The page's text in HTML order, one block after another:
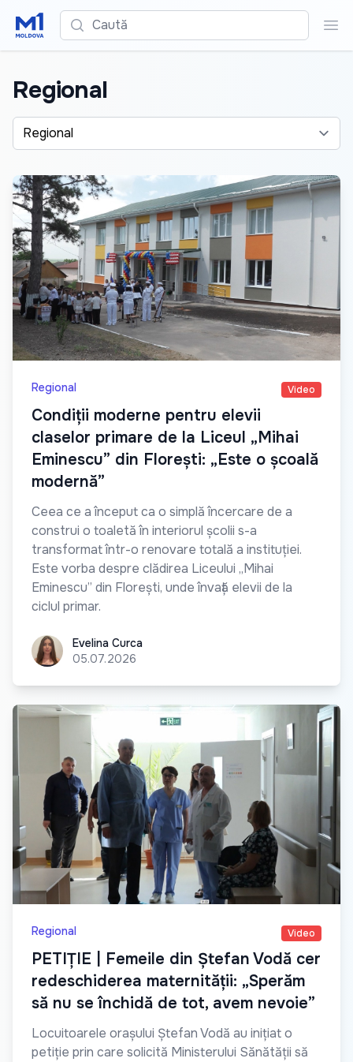
Caută
Regional
Alege o categorie
Regional Video
Condiții moderne pentru elevii
claselor primare de la Liceul „Mihai
Eminescu” din Florești: „Este o școală
modernă”
Ceea ce a început ca o simplă încercare de a
construi o toaletă în interiorul școlii s-a
transformat într-o renovare totală a instituției.
Este vorba despre clădirea Liceului „Mihai
Eminescu” din Florești, unde învață elevii de la
ciclul primar.
Evelina CurcaEvelina Curca
05.07.2026
Regional Video
PETIȚIE | Femeile din Ștefan Vodă cer
redeschiderea maternității: „Sperăm
să nu se închidă de tot, avem nevoie”
Locuitoarele orașului Ștefan Vodă au inițiat o
petiție prin care solicită Ministerului Sănătății să